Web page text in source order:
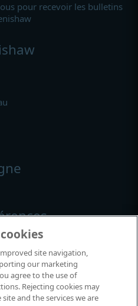
pour recevoir les bulletins
site navigation,
our marketing
agree to the use of
Rejecting cookies may
and the services we are